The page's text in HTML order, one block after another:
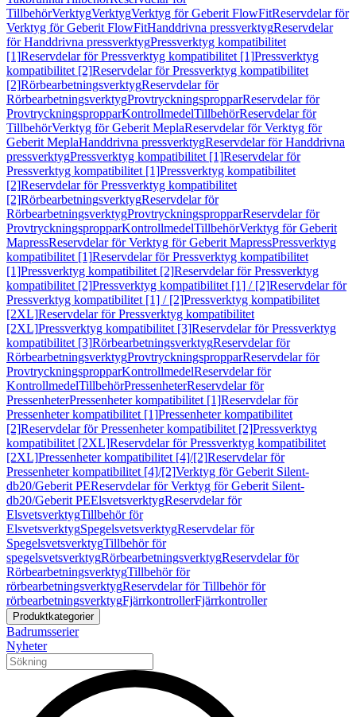
TillbehörVerktygVerktygVerktyg för Geberit FlowFitReservdelar för
Verktyg för Geberit FlowFitHanddrivna pressverktygReservdelar
för Handdrivna pressverktygPressverktyg kompatibilitet
[1]Reservdelar för Pressverktyg kompatibilitet [1]Pressverktyg
kompatibilitet [2]Reservdelar för Pressverktyg kompatibilitet
[2]RörbearbetningsverktygReservdelar för
RörbearbetningsverktygProvtryckningspropparReservdelar för
ProvtryckningspropparKontrollmedelTillbehörReservdelar för
TillbehörVerktyg för Geberit MeplaReservdelar för Verktyg för
Geberit MeplaHanddrivna pressverktygReservdelar för Handdrivna
pressverktygPressverktyg kompatibilitet [1]Reservdelar för
Pressverktyg kompatibilitet [1]Pressverktyg kompatibilitet
[2]Reservdelar för Pressverktyg kompatibilitet
[2]RörbearbetningsverktygReservdelar för
RörbearbetningsverktygProvtryckningspropparReservdelar för
ProvtryckningspropparKontrollmedelTillbehörVerktyg för Geberit
MapressReservdelar för Verktyg för Geberit MapressPressverktyg
kompatibilitet [1]Reservdelar för Pressverktyg kompatibilitet
[1]Pressverktyg kompatibilitet [2]Reservdelar för Pressverktyg
kompatibilitet [2]Pressverktyg kompatibilitet [1] / [2]Reservdelar för
Pressverktyg kompatibilitet [1] / [2]Pressverktyg kompatibilitet
[2XL]Reservdelar för Pressverktyg kompatibilitet
[2XL]Pressverktyg kompatibilitet [3]Reservdelar för Pressverktyg
kompatibilitet [3]RörbearbetningsverktygReservdelar för
RörbearbetningsverktygProvtryckningspropparReservdelar för
ProvtryckningspropparKontrollmedelReservdelar för
KontrollmedelTillbehörPressenheterReservdelar för
PressenheterPressenheter kompatibilitet [1]Reservdelar för
Pressenheter kompatibilitet [1]Pressenheter kompatibilitet
[2]Reservdelar för Pressenheter kompatibilitet [2]Pressverktyg
kompatibilitet [2XL]Reservdelar för Pressverktyg kompatibilitet
[2XL]Pressenheter kompatibilitet [4]/[2]Reservdelar för
Pressenheter kompatibilitet [4]/[2]Verktyg för Geberit Silent-
db20/Geberit PEReservdelar för Verktyg för Geberit Silent-
db20/Geberit PEElsvetsverktygReservdelar för
ElsvetsverktygTillbehör för
ElsvetsverktygSpegelsvetsverktygReservdelar för
SpegelsvetsverktygTillbehör för
spegelsvetsverktygRörbearbetningsverktygReservdelar för
RörbearbetningsverktygTillbehör för
rörbearbetningsverktygReservdelar för Tillbehör för
rörbearbetningsverktygFjärrkontrollerFjärrkontroller
Produktkategorier
Badrumsserier
Nyheter